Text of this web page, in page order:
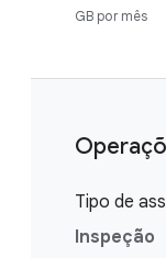
GB por mês
Tipo de
Inspeção